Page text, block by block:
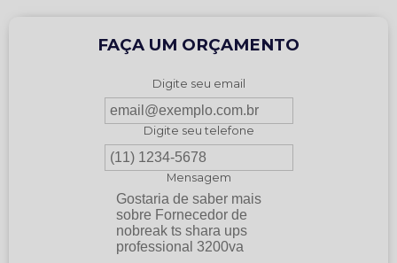
FAÇA UM ORÇAMENTO
Digite seu email
Digite seu telefone
Mensagem